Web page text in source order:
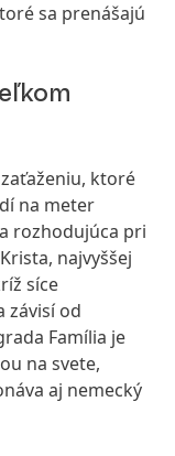
sa prenášajú
ktoré
na meter
rozhodujúca pri
najvyššej
síce
závisí od
Família je
na svete,
aj nemecký